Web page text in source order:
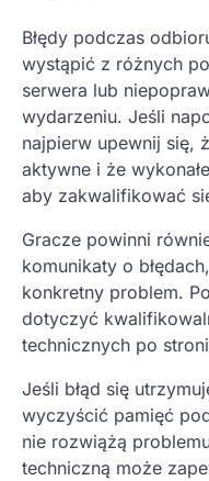
Błędy podczas
wystąpić z różnych
serwera lub
wydarzeniu. Jeśli
najpierw upewnij się,
aktywne i że
aby zakwalifikować
Gracze powinni
komunikaty o
konkretny problem.
dotyczyć
technicznych po
Jeśli błąd się
wyczyścić pamięć
nie rozwiążą
techniczną może